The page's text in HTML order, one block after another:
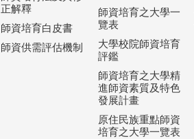
正解釋
師資培育白皮書
師資供需評估機制
師資培育之大學一
覽表
大學校院師資培育
評鑑
師資培育之大學精
進師資素質及特色
發展計畫
原住民族重點師資
培育之大學一覽表